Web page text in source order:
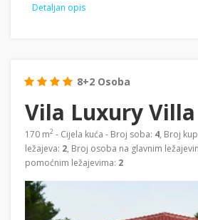
Detaljan opis
8+2 Osoba
Vila Luxury
170 m2 - Cijela kuća - Broj soba: 4, Broj
ležajeva: 2, Broj osoba na glavnim
pomoćnim ležajevima: 2